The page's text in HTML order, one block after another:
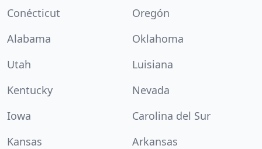
Conécticut
Oregón
Alabama
Oklahoma
Utah
Luisiana
Kentucky
Nevada
Iowa
Carolina del Sur
Kansas
Arkansas